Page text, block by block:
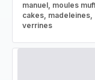
manuel, moules
cakes, madeleines,
verrines